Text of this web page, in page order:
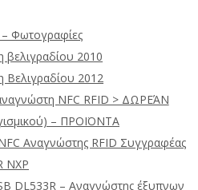
Φωτογραφίες
βελιγραδίου 2010
Βελιγραδίου 2012
NFC RFID > ΔΩΡΕΆΝ
– ΠΡΟΪΟΝΤΑ
Αναγνώστης RFID Συγγραφέας
NXP
DL533R – Αναγνώστης έξυπνων